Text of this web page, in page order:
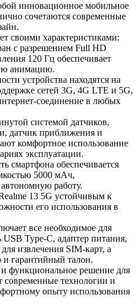
инновационное мобильное
сочетаются современные
своими характеристиками:
с разрешением Full HD
120 Гц обеспечивает
анимацию.
устройства находятся на
сетей 3G, 4G LTE и 5G,
соединение в любых
системой датчиков,
датчик приближения и
комфортное использование
эксплуатации.
смартфона обеспечивается
5000 мАч,
работу.
13 5G устойчивым к
его использования в
все необходимое для
USB Type-C, адаптер питания,
извлечения SIM-карт, а
гарантийный талон.
функциональное решение для
современные технологии и
опыту использования